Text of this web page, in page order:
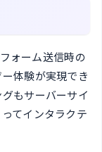
ォーム送信時の
体験が実現でき
もサーバーサイ
てインタラクテ